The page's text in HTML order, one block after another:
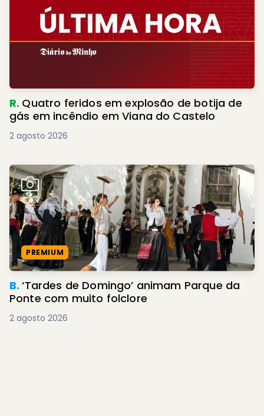
R. Quatro feridos em explosão de botija de
gás em incêndio em Viana do Castelo
2 agosto 2026
PREMIUM
B.‘Tardes de Domingo’ animam Parque da
Ponte com muito folclore
2 agosto 2026